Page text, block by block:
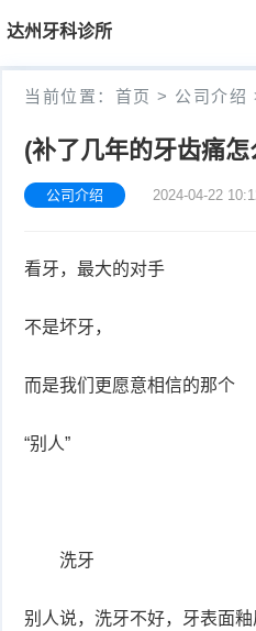
达州牙科诊所
首
页
首
当前位置： 首页 > 公司介绍
(补了几年的牙齿痛怎
公司介绍 2024-04-22
看牙，最大的对手
不是坏牙，
而是我们更愿意相信的那个
“别人”
洗牙
别人说，洗牙不好，牙表面